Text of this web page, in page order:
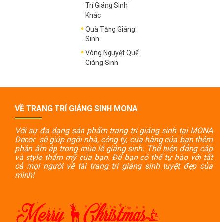
Trí Giáng Sinh
Khác
Quà Tặng Giáng
Sinh
Vòng Nguyệt Quế
Giáng Sinh
VỀ TRANG TRÍ GIÁNG SINH MONA
Với sự đa dạng sản phẩm trang trí giáng sinh tại MONA
Decor sẽ giúp ngôi nhà, công ty, cửa hàng của bạn thêm
phần ấm áp trong mùa lễ giáng sinh. Thể hiện đẳng cấp
và style thẩm mỹ của bạn. Để bạn có thể tự hào với tất
cả mọi người về tài trang trí giáng sinh tuyệt đẹp của
mình!